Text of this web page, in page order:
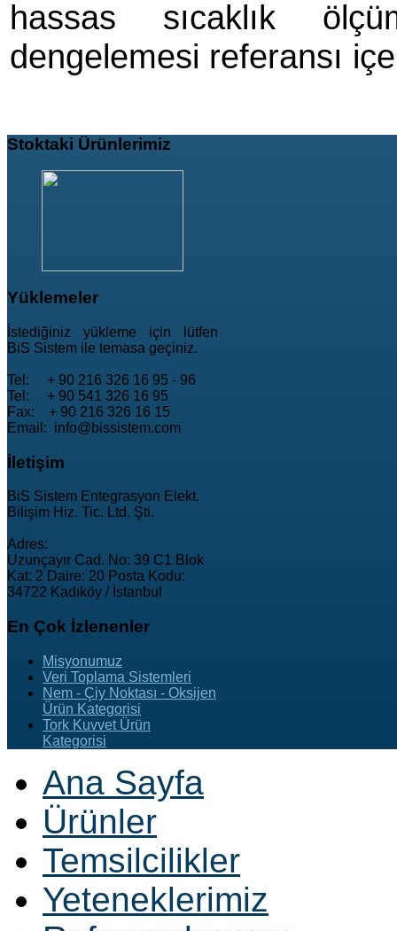
hassas sıcaklık
dengelemesi referansı
Stoktaki Ürünlerimiz
Yüklemeler
İstediğiniz yükleme için lütfen
BiS Sistem ile temasa geçiniz.
Tel: + 90 216 326 16 95 - 96
Tel: + 90 541 326 16 95
Fax: + 90 216 326 16 15
Email: info@bissistem.com
İletişim
BiS Sistem Entegrasyon Elekt.
Bilişim Hiz. Tic. Ltd. Şti.
Adres:
Uzunçayır Cad. No: 39 C1 Blok
Kat: 2 Daire: 20 Posta Kodu:
34722 Kadıköy / İstanbul
En Çok İzlenenler
Misyonumuz
Veri Toplama Sistemleri
Nem - Çiy Noktası - Oksijen
Ürün Kategorisi
Tork Kuvvet Ürün
Kategorisi
Ana Sayfa
Ürünler
Temsilcilikler
Yeteneklerimiz